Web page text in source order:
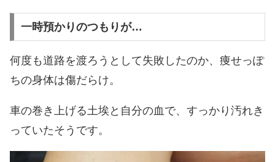
一時預かりのつもりが…
何度も道路を渡ろうとして失敗したのか、痩せっぽ
ちの身体は傷だらけ。
車の巻き上げる土埃と自分の血で、すっかり汚れき
っていたそうです。